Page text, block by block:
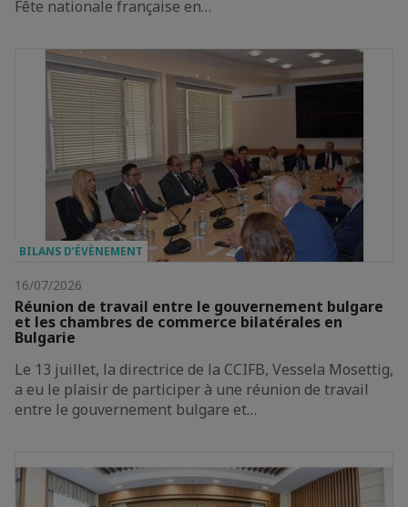
Fête nationale française en…
BILANS D’ÉVÈNEMENT
16/07/2026
Réunion de travail entre le gouvernement bulgare
et les chambres de commerce bilatérales en
Bulgarie
Le 13 juillet, la directrice de la CCIFB, Vessela Mosettig,
a eu le plaisir de participer à une réunion de travail
entre le gouvernement bulgare et…